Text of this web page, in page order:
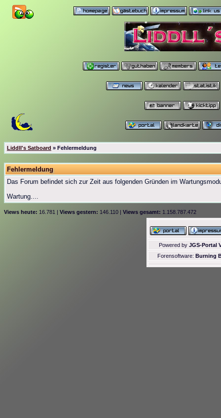
Liddll's Satboard » Fehlermeldung
Fehlermeldung
Das Forum befindet sich zur Zeit aus folgenden Gründen im
Wartung....
Views heute: 16.781 | Views gestern: 146.110 | Views gesamt: 1.158.787.472
Powered by JGS-Portal
Forensoftware: Burning